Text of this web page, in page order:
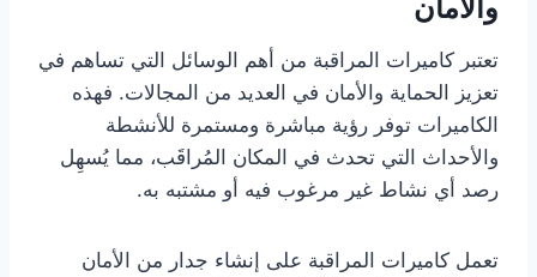
والأمان
تعتبر كاميرات المراقبة من أهم الوسائل التي تساهم في
تعزيز الحماية والأمان في العديد من المجالات. فهذه
الكاميرات توفر رؤية مباشرة ومستمرة للأنشطة
والأحداث التي تحدث في المكان المُراقَب، مما يُسهِل
رصد أي نشاط غير مرغوب فيه أو مشتبه به.
تعمل كاميرات المراقبة على إنشاء جدار من الأمان